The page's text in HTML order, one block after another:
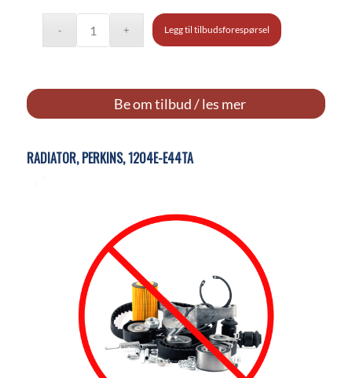
Legg til tilbudsforespørsel
Be om tilbud / les mer
RADIATOR, PERKINS, 1204E-E44TA